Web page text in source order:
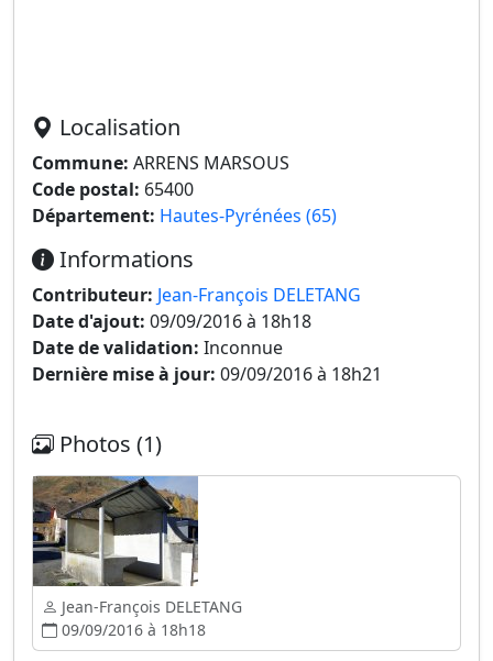
Localisation
Commune: ARRENS MARSOUS
Code postal: 65400
Département: Hautes-Pyrénées (65)
Informations
Contributeur: Jean-François DELETANG
Date d'ajout: 09/09/2016 à 18h18
Date de validation: Inconnue
Dernière mise à jour: 09/09/2016 à 18h21
Photos (1)
Jean-François DELETANG
09/09/2016 à 18h18